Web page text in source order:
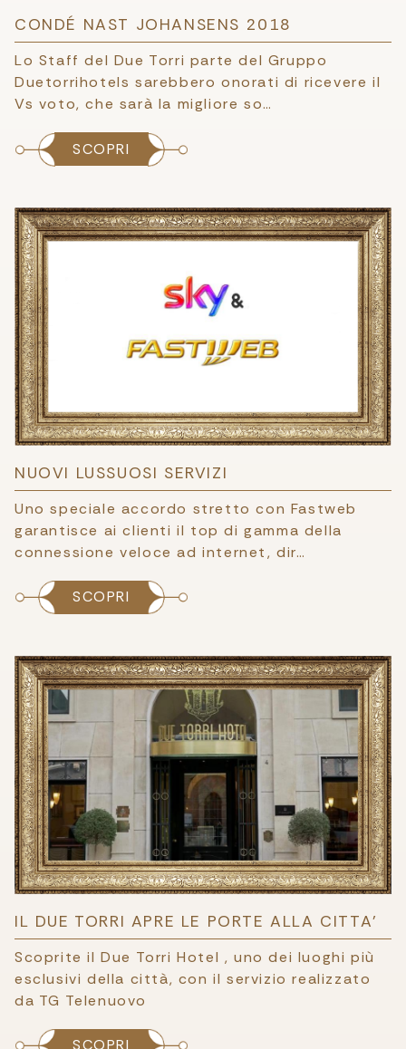
CONDÉ NAST JOHANSENS 2018
Lo Staff del Due Torri parte del Gruppo
Duetorrihotels sarebbero onorati di ricevere il
Vs voto, che sarà la migliore so…
SCOPRI
NUOVI LUSSUOSI SERVIZI
Uno speciale accordo stretto con Fastweb
garantisce ai clienti il top di gamma della
connessione veloce ad internet, dir…
SCOPRI
IL DUE TORRI APRE LE PORTE ALLA CITTA'
Scoprite il Due Torri Hotel , uno dei luoghi più
esclusivi della città, con il servizio realizzato
da TG Telenuovo
SCOPRI